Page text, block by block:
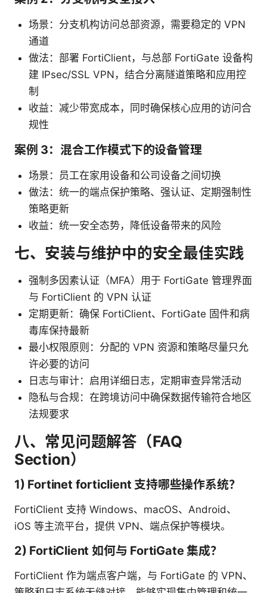
场景：分支机构访问总部资源，需要稳定的 VPN
通道
做法：部署 FortiClient，与总部 FortiGate 设备构
建 IPsec/SSL VPN，结合分离隧道策略和应用控
制
收益：减少带宽成本，同时确保核心应用的访问合
规性
案例 3：混合工作模式下的设备管理
场景：员工在家用设备和公司设备之间切换
做法：统一的端点保护策略、强认证、定期强制性
策略更新
收益：统一安全态势，降低设备带来的风险
七、安装与维护中的安全最佳实践
强制多因素认证（MFA）用于 FortiGate 管理界面
与 FortiClient 的 VPN 认证
定期更新：确保 FortiClient、FortiGate 固件和病
毒库保持最新
最小权限原则：分配的 VPN 资源和策略尽量只允
许必要的访问
日志与审计：启用详细日志，定期审查异常活动
隐私与合规：在跨境访问中确保数据传输符合地区
法规要求
八、常见问题解答（FAQ
Section）
1) Fortinet forticlient 支持哪些操作系统？
FortiClient 支持 Windows、macOS、Android、
iOS 等主流平台，提供 VPN、端点保护等模块。
2) FortiClient 如何与 FortiGate 集成？
FortiClient 作为端点客户端，与 FortiGate 的 VPN、